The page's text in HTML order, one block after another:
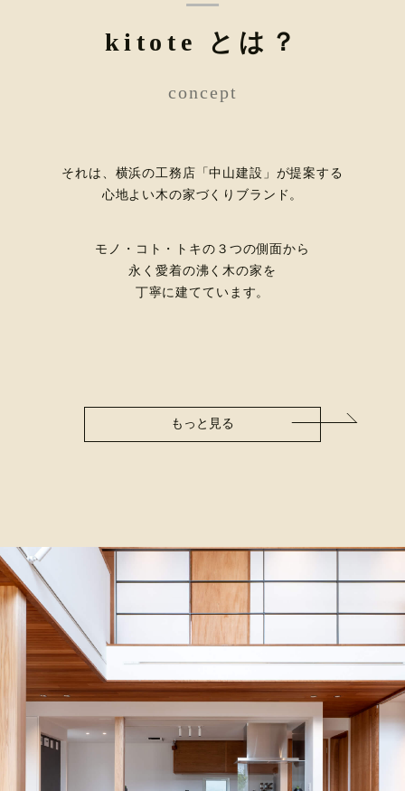
kitote とは？
concept
それは、横浜の工務店「中山建設」が提案する
心地よい木の家づくりブランド。
モノ・コト・トキの３つの側面から
永く愛着の沸く木の家を
丁寧に建てています。
もっと見る